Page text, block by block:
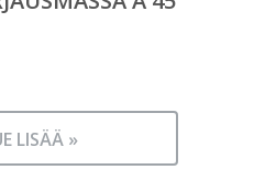
LISÄÄ »